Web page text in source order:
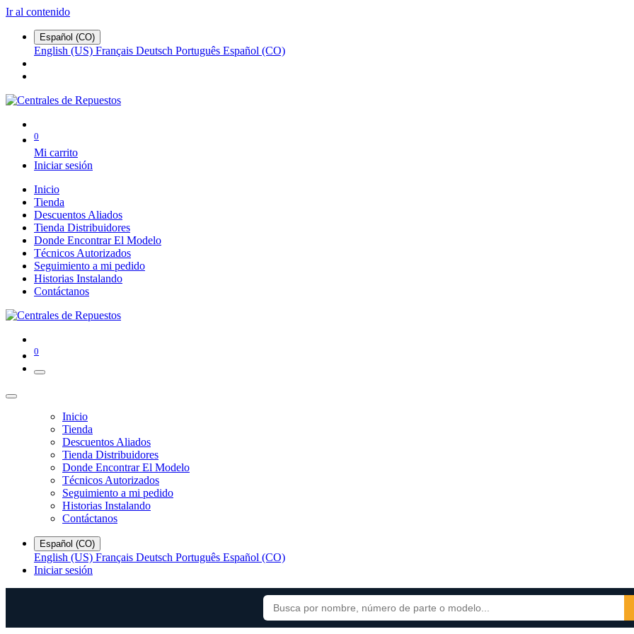
Ir al contenido
Español (CO)
English (US) Français Deutsch Português Español (CO)
0
Mi carrito
Iniciar sesión
Inicio
Tienda
Descuentos Aliados
Tienda Distribuidores
Donde Encontrar El Modelo
Técnicos Autorizados
Seguimiento a mi pedido
Historias Instalando
Contáctanos
0
Inicio
Tienda
Descuentos Aliados
Tienda Distribuidores
Donde Encontrar El Modelo
Técnicos Autorizados
Seguimiento a mi pedido
Historias Instalando
Contáctanos
Español (CO)
English (US) Français Deutsch Português Español (CO)
Iniciar sesión